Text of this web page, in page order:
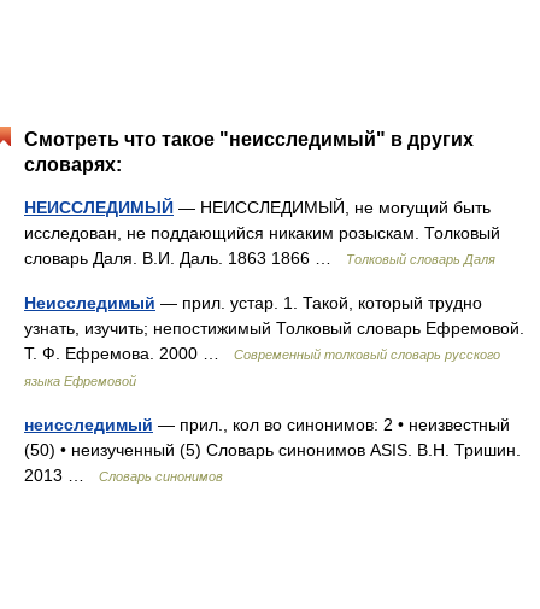
Смотреть что такое "неисследимый" в других
словарях:
НЕИССЛЕДИМЫЙ — НЕИССЛЕДИМЫЙ, не могущий быть
исследован, не поддающийся никаким розыскам. Толковый
словарь Даля. В.И. Даль. 1863 1866 …
Толковый словарь Даля
Неисследимый — прил. устар. 1. Такой, который трудно
узнать, изучить; непостижимый Толковый словарь Ефремовой.
Т. Ф. Ефремова. 2000 …
Современный толковый словарь русского
языка Ефремовой
неисследимый — прил., кол во синонимов: 2 • неизвестный
(50) • неизученный (5) Словарь синонимов ASIS. В.Н. Тришин.
2013 …
Словарь синонимов